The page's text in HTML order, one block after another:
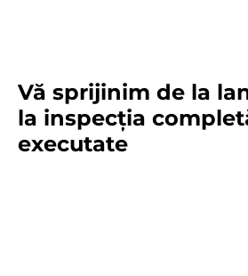
Vă sprijinim de la
la inspecția
executate